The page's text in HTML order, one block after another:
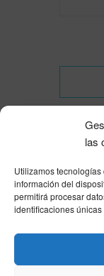
las
Utilizamos
información del
permitirá procesar
identificaciones únicas
Política de privacidad
nosotros
HOME